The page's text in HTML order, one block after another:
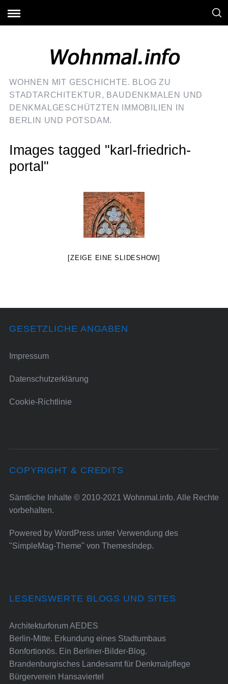
WOHNEN MIT GESCHICHTE. BLOG ZU
STADTARCHITEKTUR, BAUDENKMALEN UND
DENKMALGESCHÜTZTEN IMMOBILIEN IN
BERLIN UND POTSDAM.
Images tagged "karl-friedrich-
portal"
[ZEIGE EINE SLIDESHOW]
GESETZLICHE ANGABEN
Impressum
Datenschutzerklärung
Cookie-Richtlinie
COPYRIGHT & CREDITS
Sämtliche Inhalte © 2010-2021 Wohnmal.info. Alle Rechte
vorbehalten.
Powered by WordPressunter Verwendung des
"SimpleMag-Theme" von ThemesIndep.
LESENSWERTE BLOGS UND SITES
Architekturforum AEDES
Berlin-Mitte. Erkundung eines Stadtumbaus
Bonfortionös. Ein Berliner-Bilder-Blog.
Brandenburgisches Landesamt für Denkmalpflege
Bürgerverein Hansaviertel